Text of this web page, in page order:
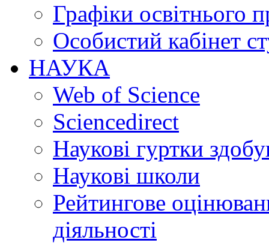
Графіки освітнього
Особистий кабінет
НАУКА
Web of Science
Sciencedirect
Наукові гуртки
Наукові школи
Рейтингове
діяльності